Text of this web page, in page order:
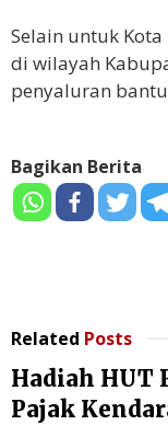
Selain untuk
di wilayah
penyaluran
Bagikan Berita
Related Posts
Hadiah HUT
Pajak